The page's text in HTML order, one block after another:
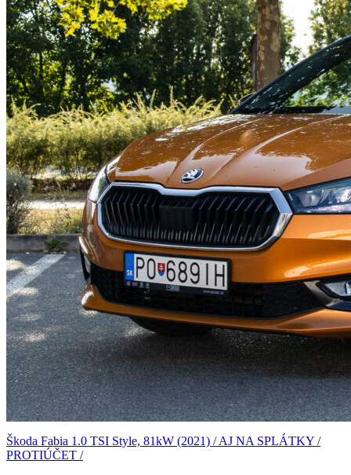
Škoda Fabia 1.0 TSI Style, 81kW (2021) / AJ NA SPLÁTKY /
PROTIÚČET /